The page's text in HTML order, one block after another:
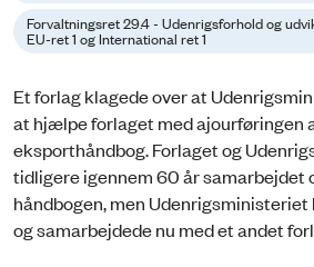
Forvaltningsret 29.4 - Udenrigsforhold og
EU-ret 1 og International ret 1
Et forlag klagede over at
at hjælpe forlaget med ajourføringen
eksporthåndbog. Forlaget og
tidligere igennem 60 år samarbejdet
håndbogen, men
og samarbejdede nu med et andet